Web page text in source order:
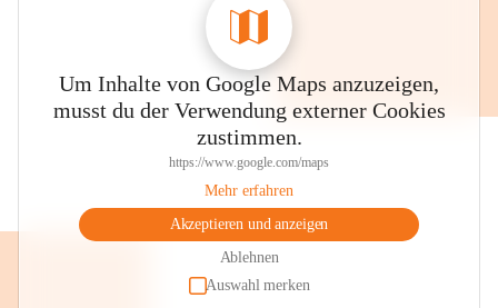
Um Inhalte von Google Maps anzuzeigen,
musst du der Verwendung externer Cookies
zustimmen.
https://www.google.com/maps
Mehr erfahren
Akzeptieren und anzeigen
Ablehnen
Auswahl merken